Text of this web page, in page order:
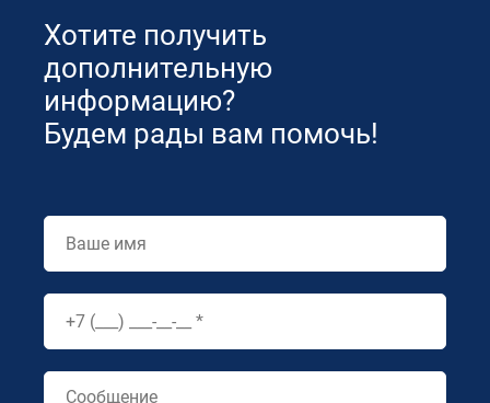
Хотите получить
дополнительную
информацию?
Будем рады вам помочь!